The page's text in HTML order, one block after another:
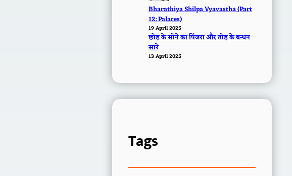
Bharathiya Shilpa Vyavastha (Part
12: Palaces)
19 April 2025
छोड़ के सोने का पिंजरा और तोड़ के बन्धन
सारे
13 April 2025
Tags